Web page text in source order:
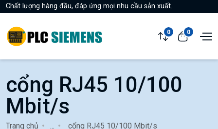
Chất lượng hàng đầu, đáp ứng mọi nhu cầu sản xuất.
0 0
cổng RJ45 10/100
Mbit/s
Trang chủ cổng RJ45 10/100 Mbit/s